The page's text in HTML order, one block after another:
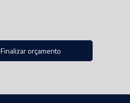
Finalizar orçamento